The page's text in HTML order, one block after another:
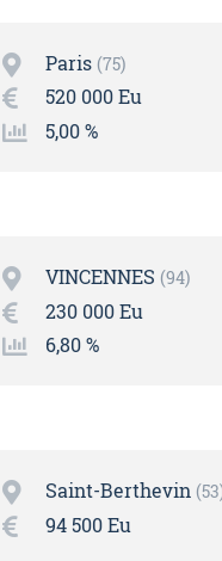
Paris 75
520 000 Eu
5,00 %
VINCENNES 94
230 000 Eu
6,80 %
Saint-Berthevin 53
94 500 Eu